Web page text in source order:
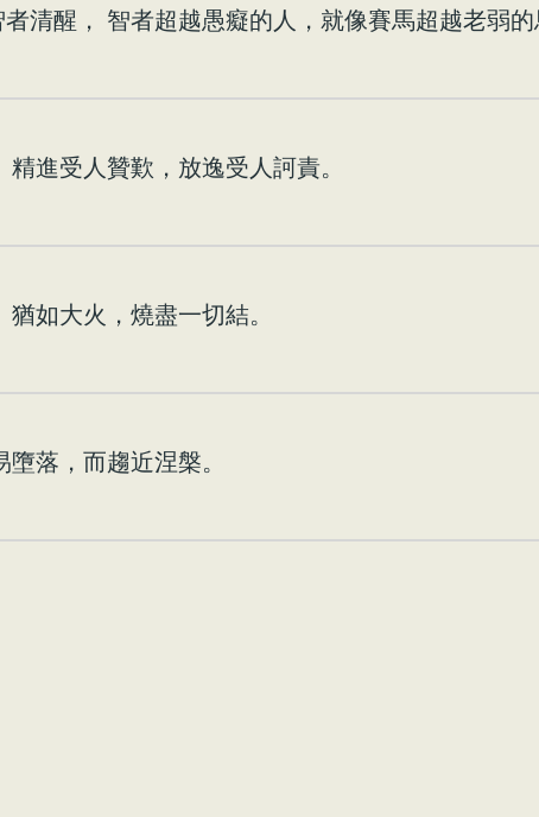
清醒， 智者超越愚癡的人，就像賽馬超越老弱的
進受人贊歎，放逸受人訶責。
如大火，燒盡一切結。
落，而趨近涅槃。